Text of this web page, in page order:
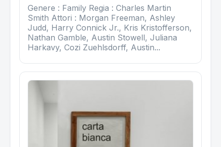
Genere : Family Regia : Charles Martin
Smith Attori : Morgan Freeman, Ashley
Judd, Harry Connick Jr., Kris Kristofferson,
Nathan Gamble, Austin Stowell, Juliana
Harkavy, Cozi Zuehlsdorff, Austin...